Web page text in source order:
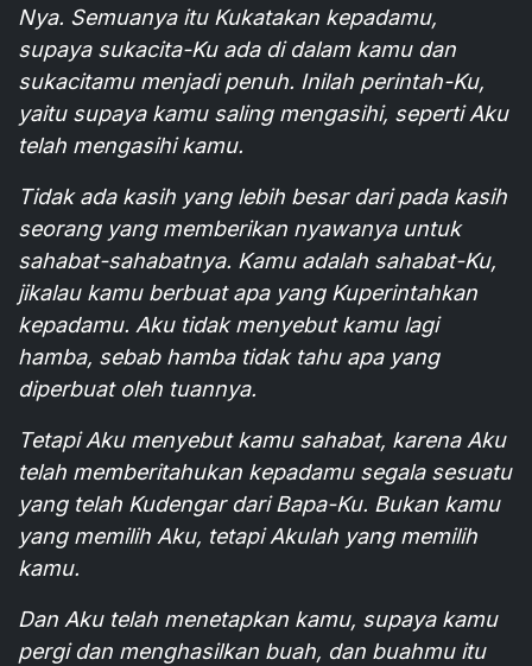
Nya. Semuanya itu Kukatakan kepadamu,
supaya sukacita-Ku ada di dalam kamu dan
sukacitamu menjadi penuh. Inilah perintah-Ku,
yaitu supaya kamu saling mengasihi, seperti Aku
telah mengasihi kamu.
Tidak ada kasih yang lebih besar dari pada kasih
seorang yang memberikan nyawanya untuk
sahabat-sahabatnya. Kamu adalah sahabat-Ku,
jikalau kamu berbuat apa yang Kuperintahkan
kepadamu. Aku tidak menyebut kamu lagi
hamba, sebab hamba tidak tahu apa yang
diperbuat oleh tuannya.
Tetapi Aku menyebut kamu sahabat, karena Aku
telah memberitahukan kepadamu segala sesuatu
yang telah Kudengar dari Bapa-Ku. Bukan kamu
yang memilih Aku, tetapi Akulah yang memilih
kamu.
Dan Aku telah menetapkan kamu, supaya kamu
pergi dan menghasilkan buah, dan buahmu itu